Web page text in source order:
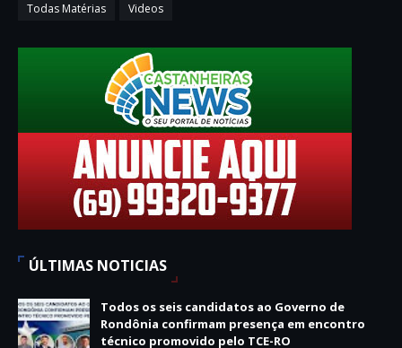
Todas Matérias
Videos
ÚLTIMAS NOTICIAS
Todos os seis candidatos ao Governo de
Rondônia confirmam presença em encontro
técnico promovido pelo TCE-RO